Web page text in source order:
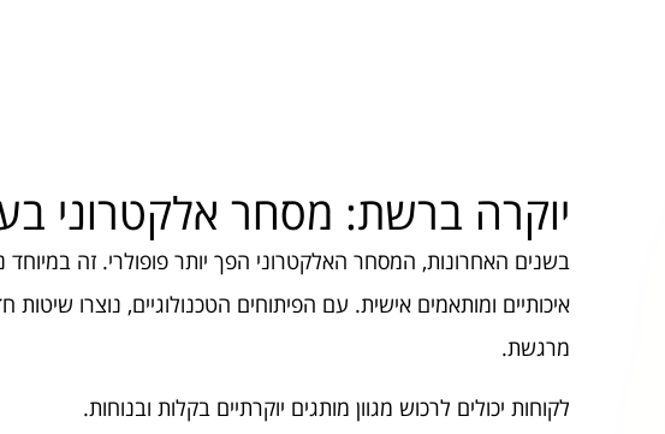
יוקרה ברשת: מסחר אלקטרוני
בשנים האחרונות, המסחר האלקטרוני הפך יותר פופולרי. זה במיוחד
איכותיים ומותאמים אישית. עם הפיתוחים הטכנולוגיים, נוצרו
מרגשת.
לקוחות יכולים לרכוש מגוון מותגים יוקרתיים בקלות ובנוחות.